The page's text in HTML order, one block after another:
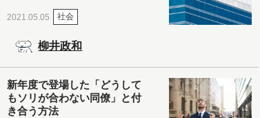
2021.05.05 社会
柳井政和
新年度で登場した「どうして
もソリが合わない同僚」と付
き合う方法